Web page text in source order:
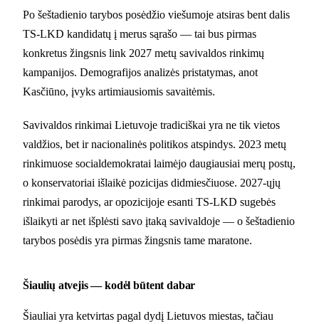
Po šeštadienio tarybos posėdžio viešumoje atsiras bent dalis
TS-LKD kandidatų į merus sąrašo — tai bus pirmas
konkretus žingsnis link 2027 metų savivaldos rinkimų
kampanijos. Demografijos analizės pristatymas, anot
Kasčiūno, įvyks artimiausiomis savaitėmis.
Savivaldos rinkimai Lietuvoje tradiciškai yra ne tik vietos
valdžios, bet ir nacionalinės politikos atspindys. 2023 metų
rinkimuose socialdemokratai laimėjo daugiausiai merų postų,
o konservatoriai išlaikė pozicijas didmiesčiuose. 2027-ųjų
rinkimai parodys, ar opozicijoje esanti TS-LKD sugebės
išlaikyti ar net išplėsti savo įtaką savivaldoje — o šeštadienio
tarybos posėdis yra pirmas žingsnis tame maratone.
Šiaulių atvejis — kodėl būtent dabar
Šiauliai yra ketvirtas pagal dydį Lietuvos miestas, tačiau